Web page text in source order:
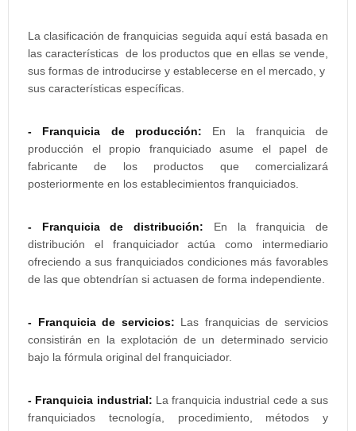
La clasificación de franquicias seguida aquí está basada en
las características de los productos que en ellas se vende,
sus formas de introducirse y establecerse en el mercado, y
sus características específicas.
- Franquicia de producción: En la franquicia de
producción el propio franquiciado asume el papel de
fabricante de los productos que comercializará
posteriormente en los establecimientos franquiciados.
- Franquicia de distribución: En la franquicia de
distribución el franquiciador actúa como intermediario
ofreciendo a sus franquiciados condiciones más favorables
de las que obtendrían si actuasen de forma independiente.
- Franquicia de servicios: Las franquicias de servicios
consistirán en la explotación de un determinado servicio
bajo la fórmula original del franquiciador.
- Franquicia industrial: La franquicia industrial cede a sus
franquiciados tecnología, procedimiento, métodos y